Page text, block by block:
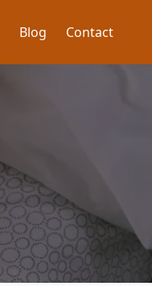
Blog Contact